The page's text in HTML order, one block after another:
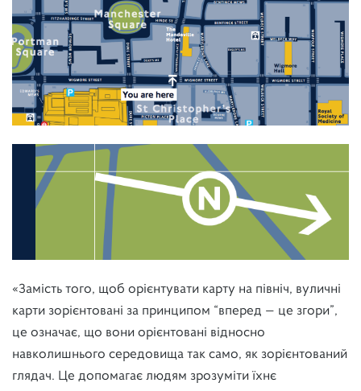
«Замість того, щоб орієнтувати карту на північ, вуличні
карти зорієнтовані за принципом “вперед — це згори”,
це означає, що вони орієнтовані відносно
навколишнього середовища так само, як зорієнтований
глядач. Це допомагає людям зрозуміти їхнє